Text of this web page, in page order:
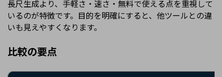
長尺生成より、手軽さ・速さ・無料で使える点を重視して
いるのが特徴です。目的を明確にすると、他ツールとの違
いも見えやすくなります。
比較の要点